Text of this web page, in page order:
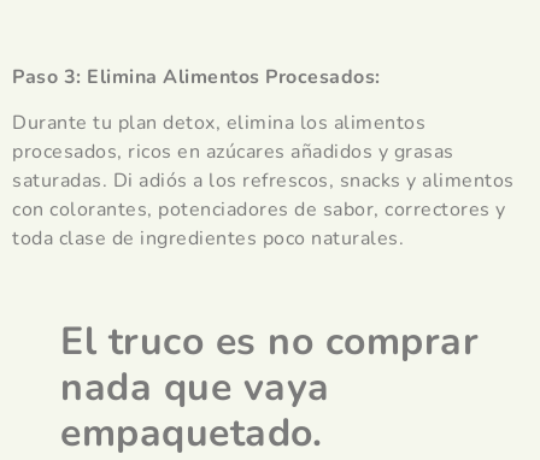
Paso 3: Elimina Alimentos Procesados:
Durante tu plan detox, elimina los alimentos
procesados, ricos en azúcares añadidos y grasas
saturadas. Di adiós a los refrescos, snacks y alimentos
con colorantes, potenciadores de sabor, correctores y
toda clase de ingredientes poco naturales.
El truco es no comprar
nada que vaya
empaquetado.